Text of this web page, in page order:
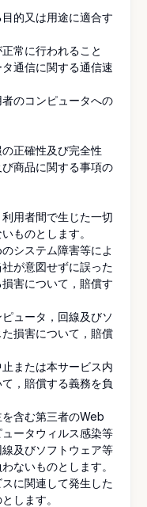
的又は用途に適合す
常に行われること
通信に関する通信速
のコンピュータへの
正確性及び完全性
商品に関する事項の
用者間で生じた一切
ものとします。
システム障害等によ
が意図せずに誤った
害について，賠償す
ュータ，回線及びソ
損害について，賠償
または本サービス内
，賠償する義務を負
含む第三者のWeb
ータウィルス感染等
及びソフトウェア等
ないものとします。
に関連して発生した
します。